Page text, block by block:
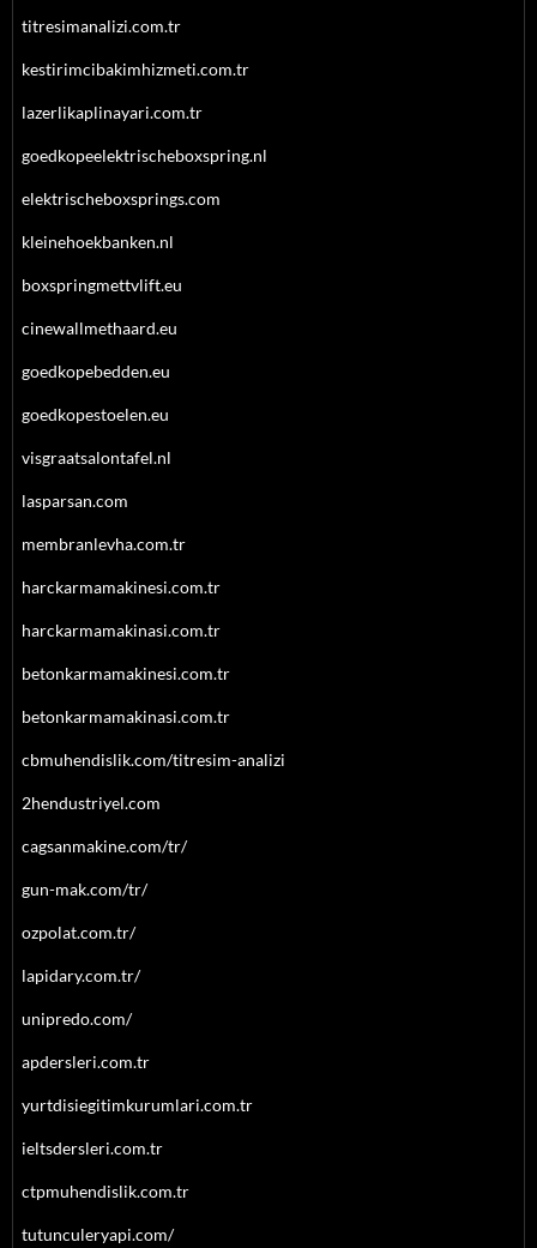
titresimanalizi.com.tr
kestirimcibakimhizmeti.com.tr
lazerlikaplinayari.com.tr
goedkopeelektrischeboxspring.nl
elektrischeboxsprings.com
kleinehoekbanken.nl
boxspringmettvlift.eu
cinewallmethaard.eu
goedkopebedden.eu
goedkopestoelen.eu
visgraatsalontafel.nl
lasparsan.com
membranlevha.com.tr
harckarmamakinesi.com.tr
harckarmamakinasi.com.tr
betonkarmamakinesi.com.tr
betonkarmamakinasi.com.tr
cbmuhendislik.com/titresim-analizi
2hendustriyel.com
cagsanmakine.com/tr/
gun-mak.com/tr/
ozpolat.com.tr/
lapidary.com.tr/
unipredo.com/
apdersleri.com.tr
yurtdisiegitimkurumlari.com.tr
ieltsdersleri.com.tr
ctpmuhendislik.com.tr
tutunculeryapi.com/